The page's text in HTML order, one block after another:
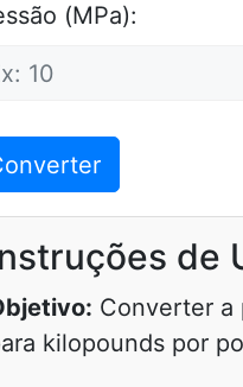
(MPa):
de
Converter a
kilopounds por